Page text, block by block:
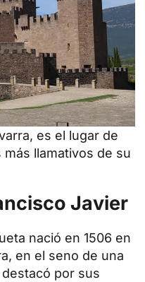
es el lugar de
llamativos de su
Javier
nació en 1506 en
en el seno de una
por sus